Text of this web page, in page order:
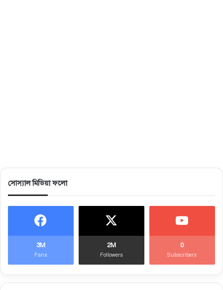
সোস্যাল মিডিয়া ফলো
3M
Fans
2M
Followers
0
Subscribers